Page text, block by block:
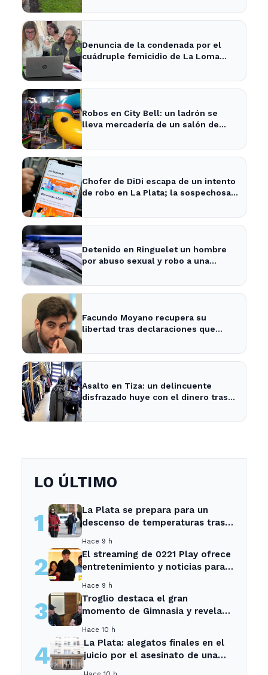
Denuncia de la condenada por el
cuádruple femicidio de La Loma
Robos en City Bell: un ladrón se
lleva mercadería de un salón de
Chofer de DiDi escapa de un intento
de robo en La Plata; la sospechosa
Detenido en Ringuelet un hombre
por abuso sexual y robo a una
Facundo Moyano recupera su
libertad tras declaraciones que
Asalto en Tiza: un delincuente
disfrazado huye con el dinero tras
LO ÚLTIMO
1
La Plata se prepara para un
descenso de temperaturas tras
Hace 9 h
2
El streaming de 0221 Play ofrece
entretenimiento y noticias para
Hace 9 h
3
Troglio destaca el gran
momento de Gimnasia y revela
Hace 10 h
4
La Plata: alegatos finales en el
juicio por el asesinato de una